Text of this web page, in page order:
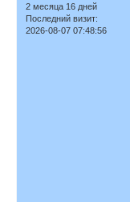
2 месяца 16 дней
Последний визит:
2026-08-07 07:48:56